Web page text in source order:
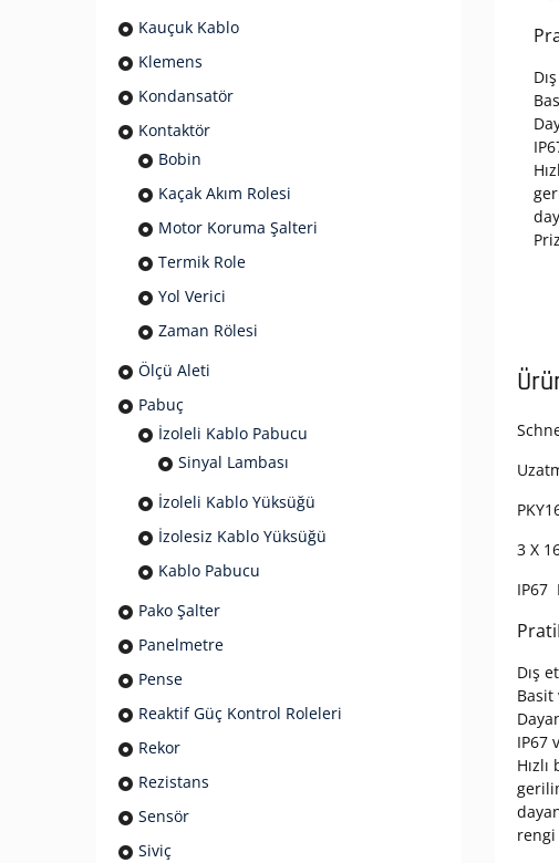
3 X
IP67
Dış
Basit
IP67
rengi
Kauçuk Kablo
Klemens
Kondansatör
Kontaktör
Bobin
Kaçak Akım Rolesi
Motor Koruma Şalteri
Termik Role
Yol Verici
Zaman Rölesi
Ölçü Aleti
Pabuç
İzoleli Kablo Pabucu
Sinyal Lambası
İzoleli Kablo Yüksüğü
İzolesiz Kablo Yüksüğü
Kablo Pabucu
Pako Şalter
Panelmetre
Pense
Reaktif Güç Kontrol Roleleri
Rekor
Rezistans
Sensör
Siviç